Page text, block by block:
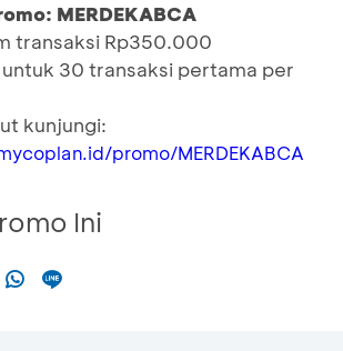
MERDEKABCA
transaksi Rp350.000
30 transaksi pertama per
kunjungi:
promo/MERDEKABCA
Ini